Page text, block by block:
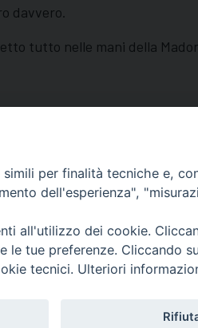
davvero.
tutto nelle mani della
– Macerata (MC)
per finalità tecniche e,
dell'esperienza",
all'utilizzo dei cookie.
le tue preferenze. Cliccando
tecnici. Ulteriori